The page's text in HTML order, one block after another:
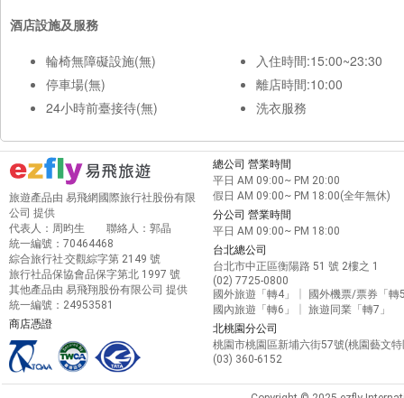
酒店設施及服務
輪椅無障礙設施(無)
停車場(無)
24小時前臺接待(無)
入住時間:15:00~23:30
離店時間:10:00
洗衣服務